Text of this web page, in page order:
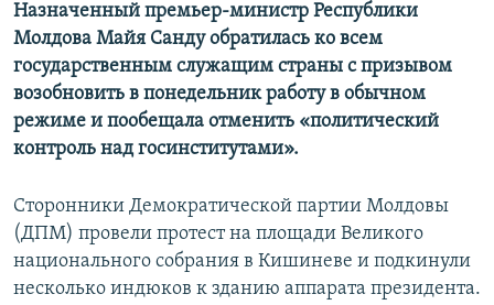
Назначенный премьер-министр Республики
Молдова Майя Санду обратилась ко всем
государственным служащим страны с призывом
возобновить в понедельник работу в обычном
режиме и пообещала отменить «политический
контроль над госинститутами».
Сторонники Демократической партии Молдовы
(ДПМ) провели протест на площади Великого
национального собрания в Кишиневе и подкинули
несколько индюков к зданию аппарата президента.